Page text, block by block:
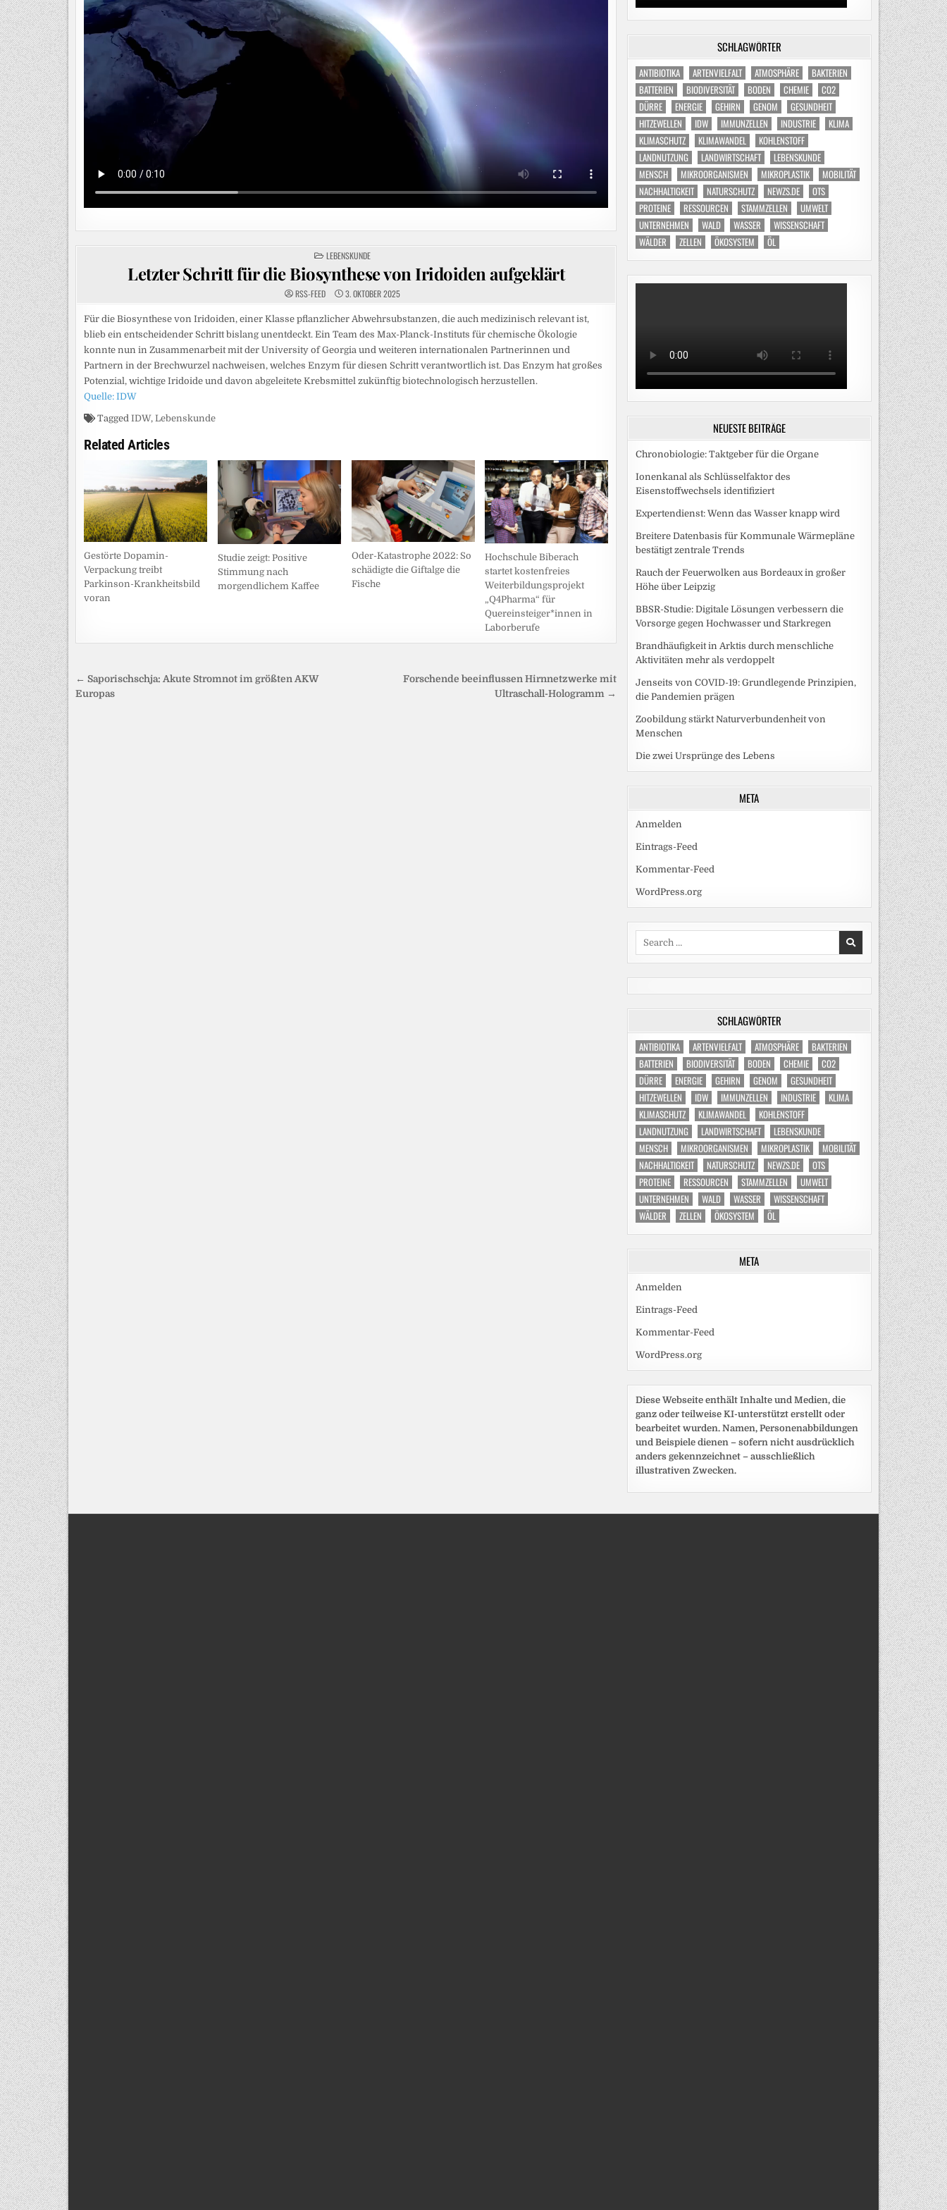
POSTED
IN
LEBENSKUNDE
Letzter Schritt für die Biosynthese von Iridoiden aufgeklärt
RSS-FEED 3. OKTOBER 2025
Für die Biosynthese von Iridoiden, einer Klasse pflanzlicher Abwehrsubstanzen, die auch medizinisch relevant ist,
blieb ein entscheidender Schritt bislang unentdeckt. Ein Team des Max-Planck-Instituts für chemische Ökologie
konnte nun in Zusammenarbeit mit der University of Georgia und weiteren internationalen Partnerinnen und
Partnern in der Brechwurzel nachweisen, welches Enzym für diesen Schritt verantwortlich ist. Das Enzym hat großes
Potenzial, wichtige Iridoide und davon abgeleitete Krebsmittel zukünftig biotechnologisch herzustellen.
Quelle: IDW
Tagged IDW, Lebenskunde
Related Articles
Gestörte Dopamin-
Verpackung treibt
Parkinson-Krankheitsbild
voran
Studie zeigt: Positive
Stimmung nach
morgendlichem Kaffee
Oder-Katastrophe 2022: So
schädigte die Giftalge die
Fische
Hochschule Biberach
startet kostenfreies
Weiterbildungsprojekt
„Q4Pharma“ für
Quereinsteiger*innen in
Laborberufe
Beitragsnavigation
Forschende beeinflussen Hirnnetzwerke mit
Ultraschall-Hologramm →
← Saporischschja: Akute Stromnot im größten AKW
Europas
SCHLAGWÖRTER
ANTIBIOTIKA ARTENVIELFALT ATMOSPHÄRE
BAKTERIEN
BATTERIEN
BIODIVERSITÄT BODEN CHEMIE
CO2
DÜRRE
ENERGIE GEHIRN GENOM
GESUNDHEIT
HITZEWELLEN
IDW IMMUNZELLEN INDUSTRIE
KLIMA
KLIMASCHUTZ
KLIMAWANDEL
KOHLENSTOFF
LANDNUTZUNG
LANDWIRTSCHAFT
LEBENSKUNDE
MENSCH
MIKROORGANISMEN MIKROPLASTIK
MOBILITÄT
NACHHALTIGKEIT
NATURSCHUTZ NEWZS.DE
OTS
PROTEINE
RESSOURCEN STAMMZELLEN
UMWELT
UNTERNEHMEN
WALD WASSER
WISSENSCHAFT
WÄLDER
ZELLEN ÖKOSYSTEM ÖL
NEUESTE BEITRÄGE
Chronobiologie: Taktgeber für die Organe
Ionenkanal als Schlüsselfaktor des
Eisenstoffwechsels identifiziert
Expertendienst: Wenn das Wasser knapp wird
Breitere Datenbasis für Kommunale Wärmepläne
bestätigt zentrale Trends
Rauch der Feuerwolken aus Bordeaux in großer
Höhe über Leipzig
BBSR-Studie: Digitale Lösungen verbessern die
Vorsorge gegen Hochwasser und Starkregen
Brandhäufigkeit in Arktis durch menschliche
Aktivitäten mehr als verdoppelt
Jenseits von COVID-19: Grundlegende Prinzipien,
die Pandemien prägen
Zoobildung stärkt Naturverbundenheit von
Menschen
Die zwei Ursprünge des Lebens
META
Anmelden
Eintrags-Feed
Kommentar-Feed
WordPress.org
SCHLAGWÖRTER
ANTIBIOTIKA ARTENVIELFALT ATMOSPHÄRE
BAKTERIEN
BATTERIEN
BIODIVERSITÄT BODEN CHEMIE
CO2
DÜRRE
ENERGIE GEHIRN GENOM
GESUNDHEIT
HITZEWELLEN
IDW IMMUNZELLEN INDUSTRIE
KLIMA
KLIMASCHUTZ
KLIMAWANDEL
KOHLENSTOFF
LANDNUTZUNG
LANDWIRTSCHAFT
LEBENSKUNDE
MENSCH
MIKROORGANISMEN MIKROPLASTIK
MOBILITÄT
NACHHALTIGKEIT
NATURSCHUTZ NEWZS.DE
OTS
PROTEINE
RESSOURCEN STAMMZELLEN
UMWELT
UNTERNEHMEN
WALD WASSER
WISSENSCHAFT
WÄLDER
ZELLEN ÖKOSYSTEM ÖL
META
Anmelden
Eintrags-Feed
Kommentar-Feed
WordPress.org
Diese Webseite enthält Inhalte und Medien, die
ganz oder teilweise KI-unterstützt erstellt oder
bearbeitet wurden. Namen, Personenabbildungen
und Beispiele dienen – sofern nicht ausdrücklich
anders gekennzeichnet – ausschließlich
illustrativen Zwecken.